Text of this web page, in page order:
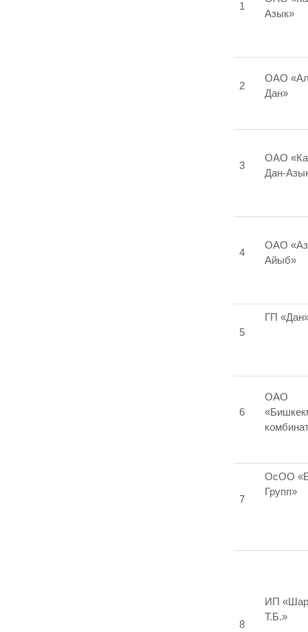
1
Азык»
2
ОАО
Дан»
3
ОАО
Дан-
4
ОАО
Айыб»
5
ГП
6
ОАО
7
ОсОО
Групп»
8
ИП
Т.Б.»